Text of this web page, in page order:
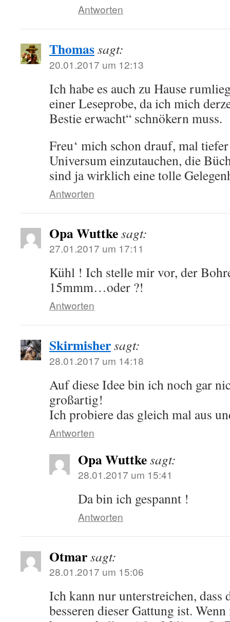
Antworten
Thomassagt:
20.01.2017 um 12:13
Ich habe es auch zu Hause
einer Leseprobe, da ich mich
Bestie erwacht“ schnökern muss.
Freu‘ mich schon drauf, mal
Universum einzutauchen, die
sind ja wirklich eine tolle
Antworten
Opa Wuttkesagt:
27.01.2017 um 17:11
Kühl ! Ich stelle mir vor, der
15mmm…oder ?!
Antworten
Skirmishersagt:
28.01.2017 um 14:18
Auf diese Idee bin ich noch gar
großartig!
Ich probiere das gleich mal aus
Antworten
Opa Wuttkesagt:
28.01.2017 um 15:41
Da bin ich gespannt !
Antworten
Otmarsagt:
28.01.2017 um 15:06
Ich kann nur unterstreichen, dass
besseren dieser Gattung ist.